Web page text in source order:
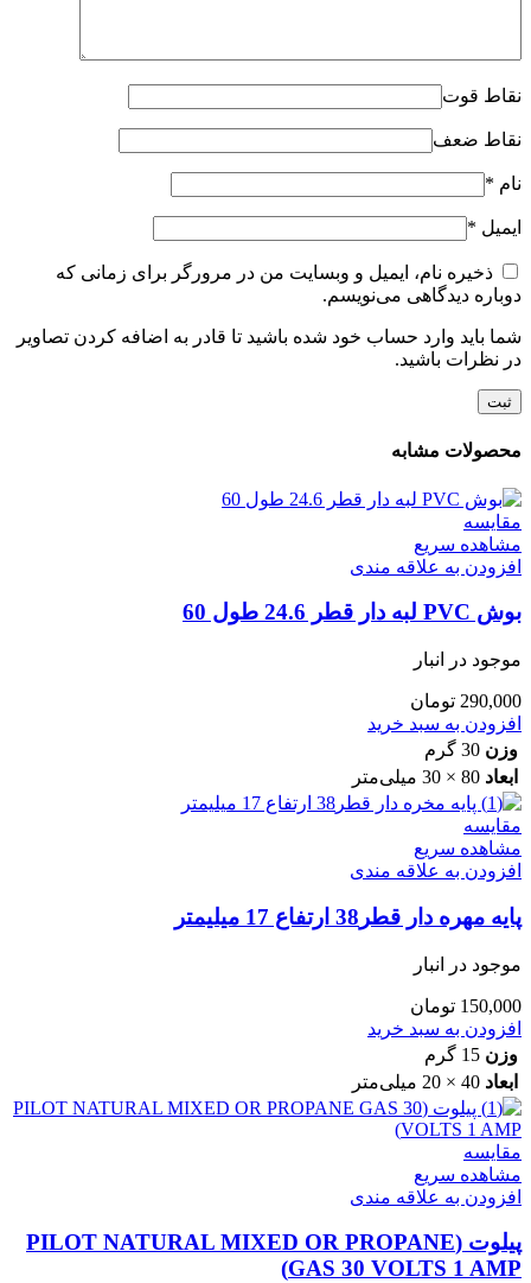
نقاط قوت
نقاط ضعف
نام *
ایمیل *
ذخیره نام، ایمیل و وبسایت من در مرورگر برای زمانی که
دوباره دیدگاهی می‌نویسم.
شما باید وارد حساب خود شده باشید تا قادر به اضافه کردن تصاویر
در نظرات باشید.
محصولات مشابه
مقایسه
مشاهده سریع
افزودن به علاقه مندی
بوش PVC لبه دار قطر 24.6 طول 60
موجود در انبار
290,000 تومان
افزودن به سبد خرید
وزن 30 گرم
ابعاد 80 × 30 میلی‌متر
مقایسه
مشاهده سریع
افزودن به علاقه مندی
پایه مهره دار قطر38 ارتفاع 17 میلیمتر
موجود در انبار
150,000 تومان
افزودن به سبد خرید
وزن 15 گرم
ابعاد 40 × 20 میلی‌متر
مقایسه
مشاهده سریع
افزودن به علاقه مندی
پیلوت (PILOT NATURAL MIXED OR PROPANE
GAS 30 VOLTS 1 AMP)